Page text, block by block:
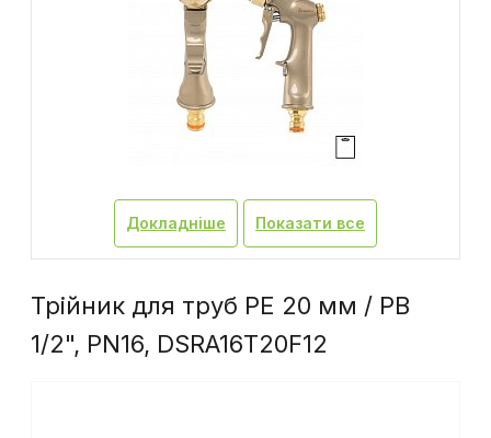
Докладніше Показати все
Трійник для труб PE 20 мм / РВ
1/2", PN16, DSRA16T20F12